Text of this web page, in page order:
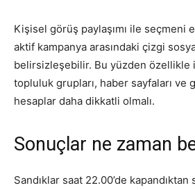
Kişisel görüş paylaşımı ile seçmeni
aktif kampanya arasındaki çizgi
belirsizleşebilir. Bu yüzden özellikle
topluluk grupları, haber sayfaları ve
hesaplar daha dikkatli olmalı.
Sonuçlar ne zaman
Sandıklar saat 22.00’de kapandıktan